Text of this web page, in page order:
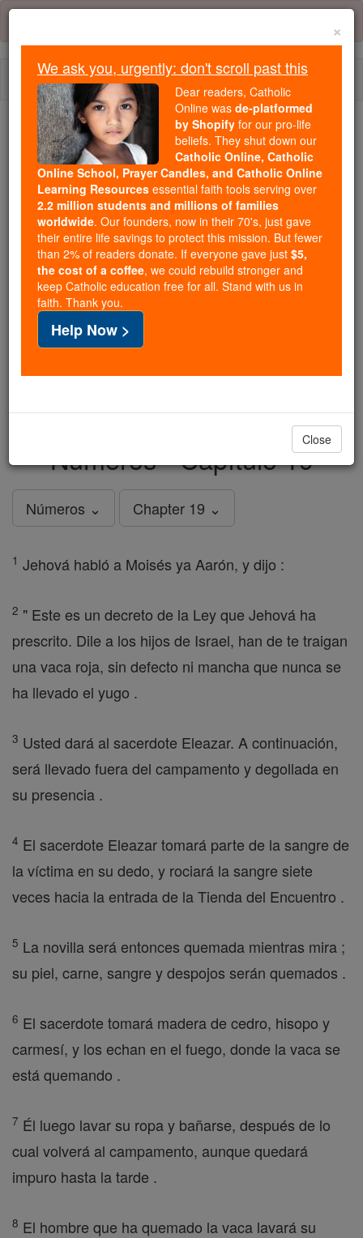
Skip
content
We ask you, urgently: don't scroll past this
Dear readers, Catholic Online
wasde-platformed by Shopify
for our pro-life beliefs. They
shut down ourCatholic
Online, Catholic Online School, Prayer Candles, and
Catholic Online Learning Resourcesessential faith
tools serving over2.2 million students and millions of
families worldwide. Our founders, now in their 70's,
just gave their entire life savings to protect this mission.
But fewer than 2% of readers donate. If everyone gave
just$5, the cost of a coffee, we could rebuild stronger
in faith. Thank you.DONATE TODAY >
Números - Capítulo 19
Números ⌄ Chapter 19 ⌄
1 Jehová habló a Moisés ya Aarón, y dijo :
2 " Este es un decreto de la Ley que Jehová ha
prescrito. Dile a los hijos de Israel, han de te traigan
una vaca roja, sin defecto ni mancha que nunca se
ha llevado el yugo .
3 Usted dará al sacerdote Eleazar. A continuación,
será llevado fuera del campamento y degollada en
su presencia .
4 El sacerdote Eleazar tomará parte de la sangre de
la víctima en su dedo, y rociará la sangre siete
veces hacia la entrada de la Tienda del Encuentro .
5 La novilla será entonces quemada mientras mira ;
su piel, carne, sangre y despojos serán quemados .
6 El sacerdote tomará madera de cedro, hisopo y
carmesí, y los echan en el fuego, donde la vaca se
está quemando .
7 Él luego lavar su ropa y bañarse, después de lo
cual volverá al campamento, aunque quedará
impuro hasta la tarde .
8 El hombre que ha quemado la vaca lavará su
×
We ask you, urgently: don't scroll past this
Dear readers, Catholic
Online was de-platformed
by Shopify for our pro-life
beliefs. They shut down our
Catholic Online, Catholic
Online School, Prayer Candles, and Catholic Online
Learning Resources essential faith tools serving over
2.2 million students and millions of families
worldwide. Our founders, now in their 70's, just gave
their entire life savings to protect this mission. But fewer
than 2% of readers donate. If everyone gave just $5,
the cost of a coffee, we could rebuild stronger and
keep Catholic education free for all. Stand with us in
faith. Thank you.
Help Now >
Close